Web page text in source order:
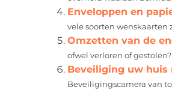
Enveloppen en
vele soorten wenskaarten
Omzetten van de
ofwel verloren of
Beveiliging uw huis
Beveiligingscamera van